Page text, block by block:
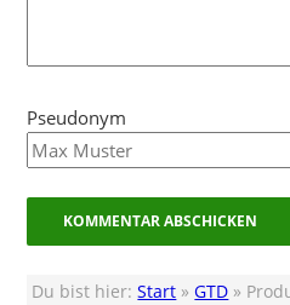
Pseudonym
Du bist hier:Start »GTD »